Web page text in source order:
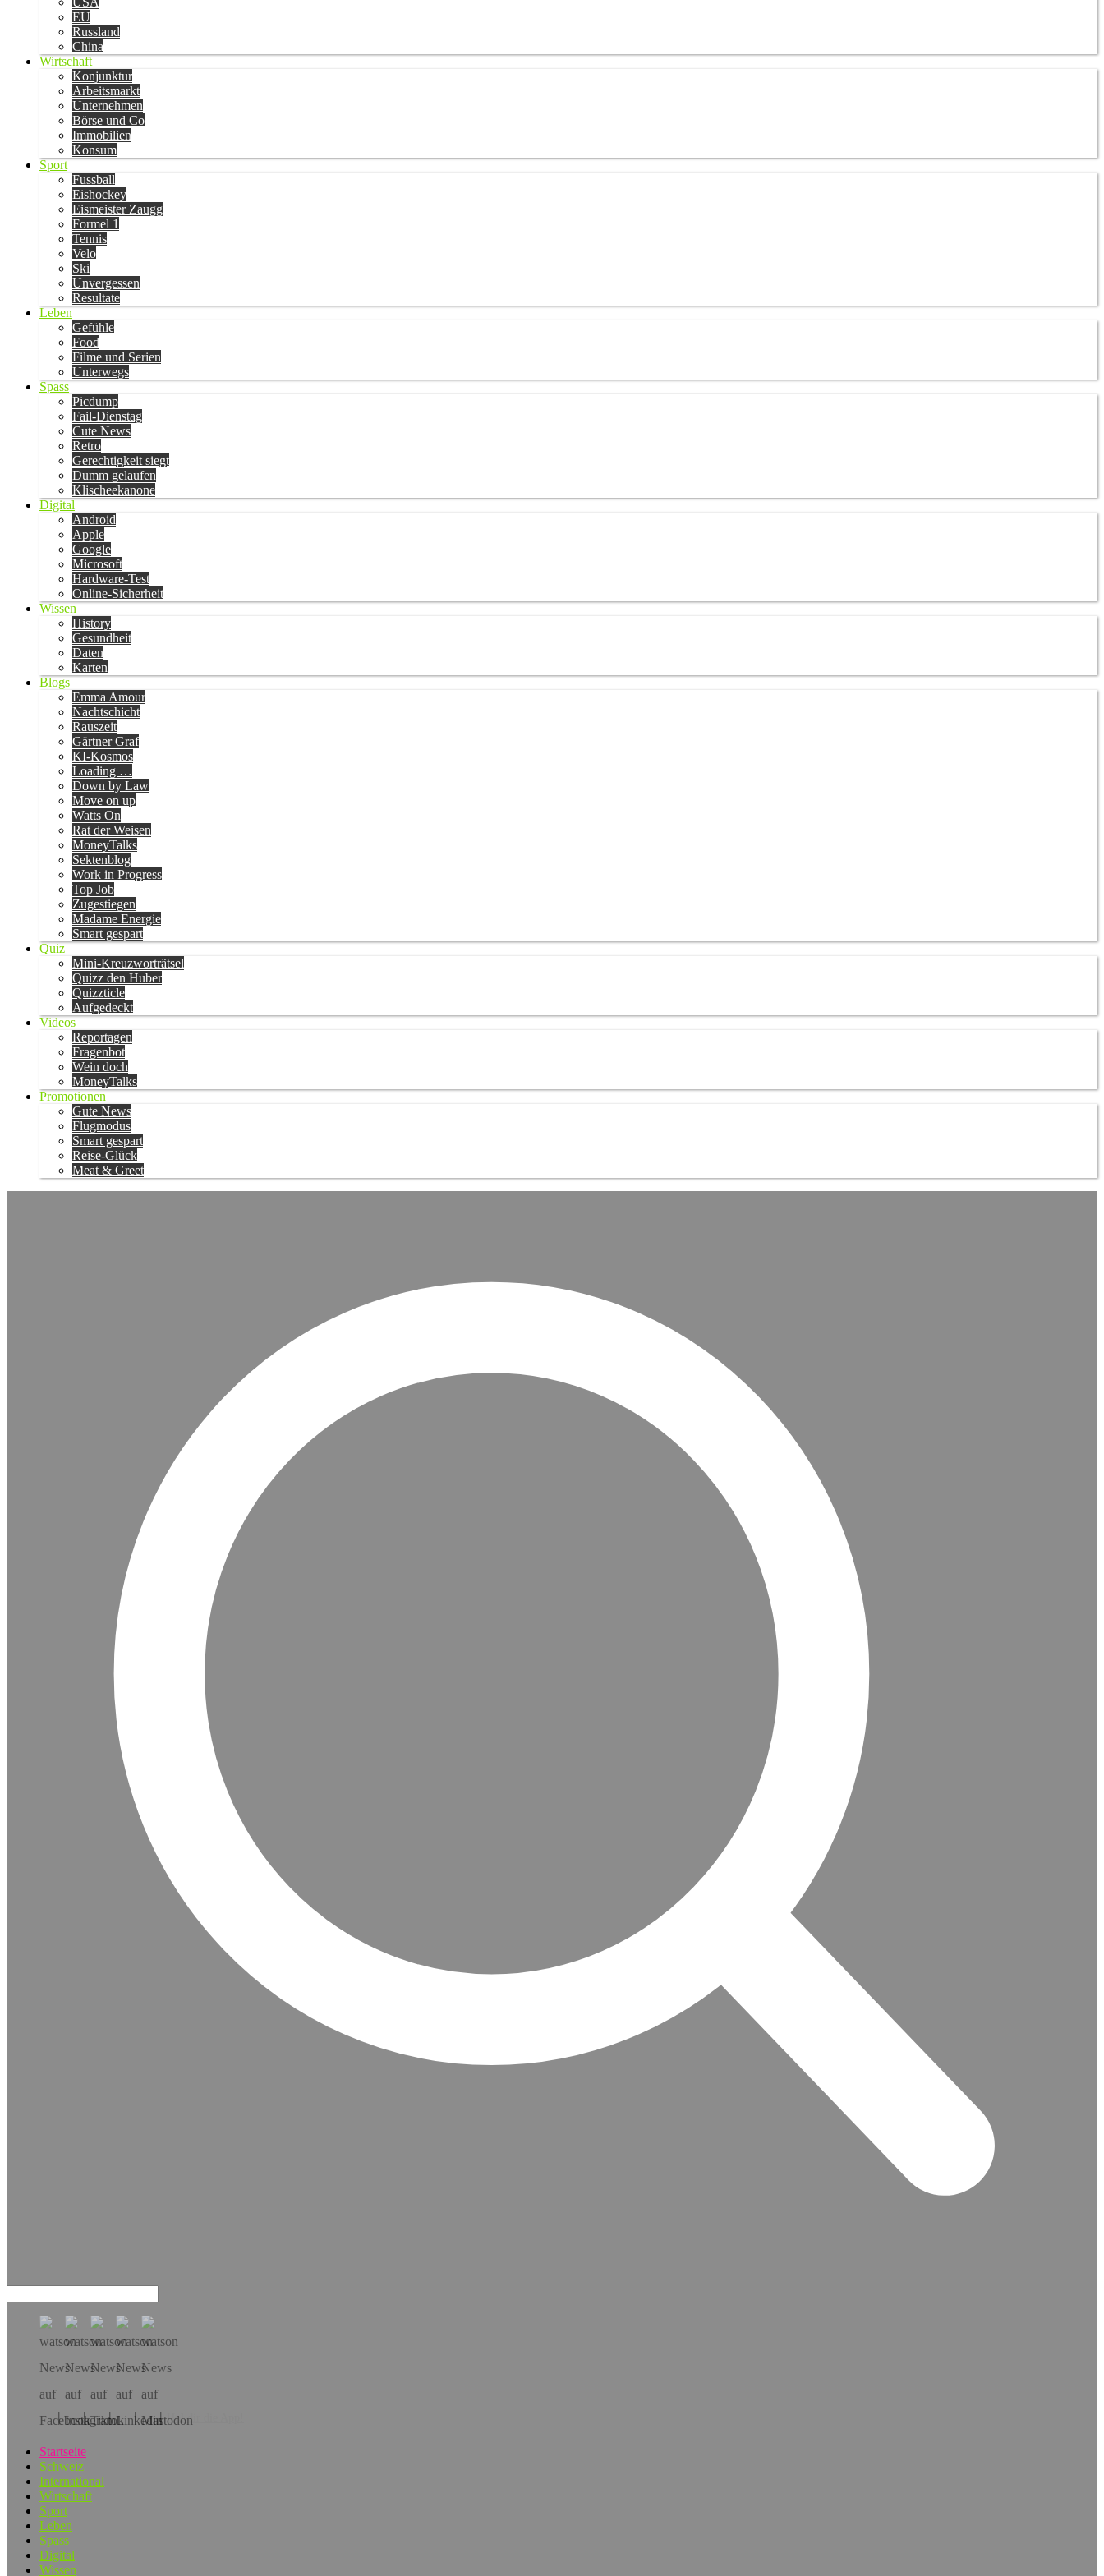
EU
Russland
China
Wirtschaft
Konjunktur
Arbeitsmarkt
Unternehmen
Börse und Co
Immobilien
Konsum
Sport
Fussball
Eishockey
Eismeister Zaugg
Formel 1
Tennis
Velo
Ski
Unvergessen
Resultate
Leben
Gefühle
Food
Filme und Serien
Unterwegs
Spass
Picdump
Fail-Dienstag
Cute News
Retro
Gerechtigkeit siegt
Dumm gelaufen
Klischeekanone
Digital
Android
Apple
Google
Microsoft
Hardware-Test
Online-Sicherheit
Wissen
History
Gesundheit
Daten
Karten
Blogs
Emma Amour
Nachtschicht
Rauszeit
Gärtner Graf
KI-Kosmos
Loading …
Down by Law
Move on up
Watts On
Rat der Weisen
MoneyTalks
Sektenblog
Work in Progress
Top Job
Zugestiegen
Madame Energie
Smart gespart
Quiz
Mini-Kreuzworträtsel
Quizz den Huber
Quizzticle
Aufgedeckt
Videos
Reportagen
Fragenbot
Wein doch
MoneyTalks
Promotionen
Gute News
Flugmodus
Smart gespart
Reise-Glück
Meat & Greet
Hol dir die App!
Startseite
Schweiz
International
Wirtschaft
Sport
Leben
Spass
Digital
Wissen